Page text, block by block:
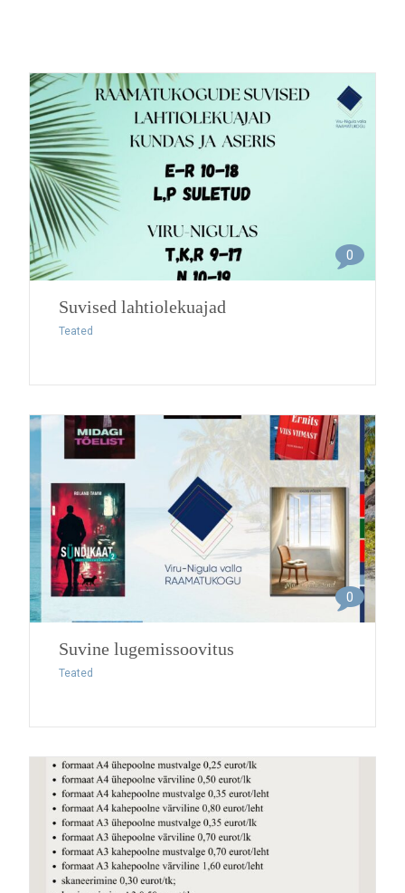
0
Suvised lahtiolekuajad
Teated
0
Suvine lugemissoovitus
Teated